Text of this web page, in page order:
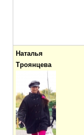
Наталья
Троянцева